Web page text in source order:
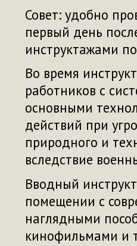
Совет: удобно
первый день
инструктажами
Во время
работников с
основными
действий при
природного и
вследствие
Вводный
помещении с
наглядными
кинофильмами и